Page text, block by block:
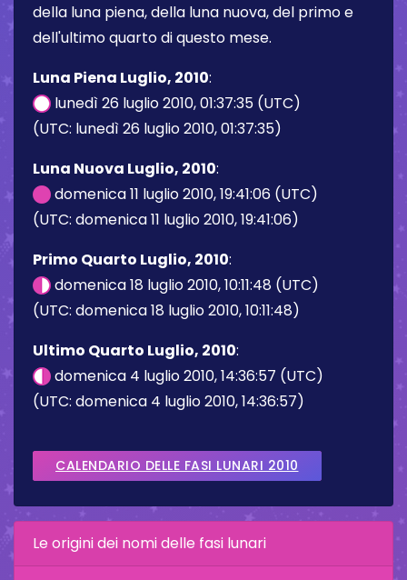
della luna piena, della luna nuova, del primo e
dell'ultimo quarto di questo mese.
Luna Piena Luglio, 2010:
lunedì 26 luglio 2010, 01:37:35 (UTC)
(UTC: lunedì 26 luglio 2010, 01:37:35)
Luna Nuova Luglio, 2010:
domenica 11 luglio 2010, 19:41:06 (UTC)
(UTC: domenica 11 luglio 2010, 19:41:06)
Primo Quarto Luglio, 2010:
domenica 18 luglio 2010, 10:11:48 (UTC)
(UTC: domenica 18 luglio 2010, 10:11:48)
Ultimo Quarto Luglio, 2010:
domenica 4 luglio 2010, 14:36:57 (UTC)
(UTC: domenica 4 luglio 2010, 14:36:57)
CALENDARIO DELLE FASI LUNARI 2010
Le origini dei nomi delle fasi lunari